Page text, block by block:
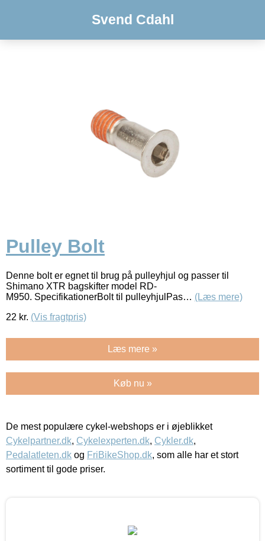
Svend Cdahl
Pulley Bolt
Denne bolt er egnet til brug på pulleyhjul og passer til
Shimano XTR bagskifter model RD-
M950. SpecifikationerBolt til pulleyhjulPas… (Læs mere)
22 kr. (Vis fragtpris)
Læs mere »
Køb nu »
De mest populære cykel-webshops er i øjeblikket
Cykelpartner.dk, Cykelexperten.dk, Cykler.dk,
Pedalatleten.dk og FriBikeShop.dk, som alle har et stort
sortiment til gode priser.